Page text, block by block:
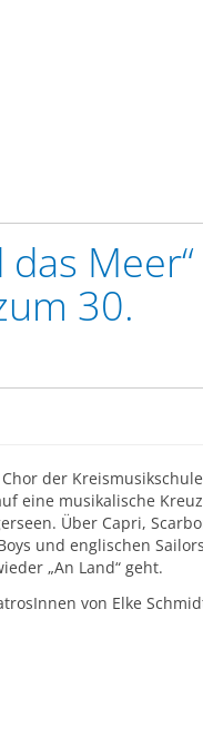
Meer“
30.
der
eine musikalische
Über Capri,
und englischen
„An Land“ geht.
von Elke